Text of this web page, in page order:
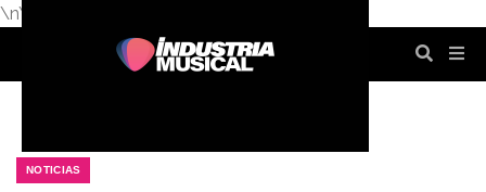
\n\n
NOTICIAS